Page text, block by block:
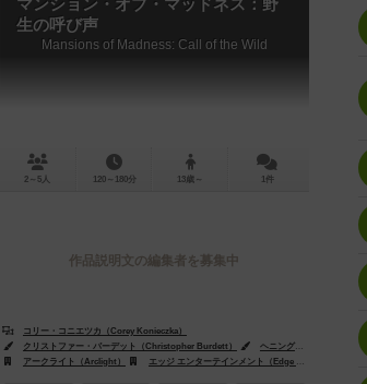
アンドリュー・ブライアン・ジョージ（Andrew Brian George）
マンション・オブ・マッドネス：野
生の呼び声
Mansions of Madness: Call of the Wild
2～5人 120～180分 13歳～ 1件
作品説明文の編集者を募集中
コリー・コニエツカ（Corey Konieczka）
クリストファー・バーデット（Christopher Burdett）
ヘニング・ルードビクセン（Henning Ludvigsen）
アークライト（Arclight）
エッジ エンターテインメント（Edge Entertainment）